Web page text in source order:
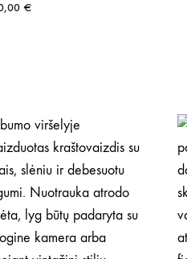
€